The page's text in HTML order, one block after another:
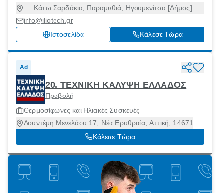
Κάτω Σαρδάκια, Παραμυθιά, Ηγουμενίτσα [Δήμος],
info@iliotech.gr
Ιστοσελίδα
Κάλεσε Τώρα
Ad
20. ΤΕΧΝΙΚΗ ΚΑΛΥΨΗ ΕΛΛΑΔΟΣ
Προβολή
Θερμοσίφωνες και Ηλιακές Συσκευές
Λουντέμη Μενελάου 17, Νέα Ερυθραία, Αττική, 14671
Κάλεσε Τώρα